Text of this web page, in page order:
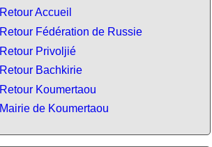
Retour Accueil
Retour Fédération de Russie
Retour Privoljié
Retour Bachkirie
Retour Koumertaou
Mairie de Koumertaou